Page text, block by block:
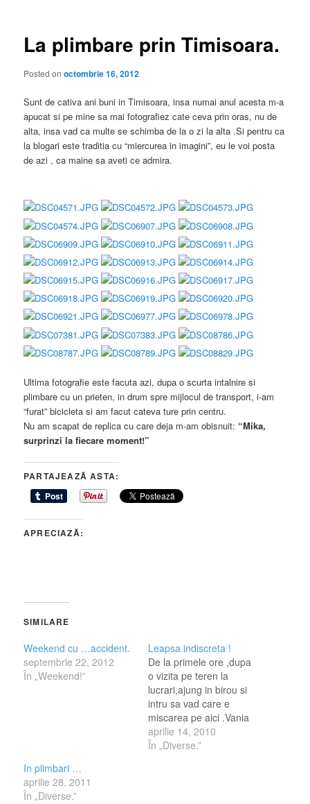
La plimbare prin Timisoara.
Posted onoctombrie 16, 2012
Sunt de cativa ani buni in Timisoara, insa numai anul acesta m-a
apucat si pe mine sa mai fotografiez cate ceva prin oras, nu de
alta, insa vad ca multe se schimba de la o zi la alta .Si pentru ca
la blogari este traditia cu “miercurea in imagini”, eu le voi posta
de azi , ca maine sa aveti ce admira.
Ultima fotografie este facuta azi, dupa o scurta intalnire si
plimbare cu un prieten, in drum spre mijlocul de transport, i-am
“furat” bicicleta si am facut cateva ture prin centru.
Nu am scapat de replica cu care deja m-am obisnuit: “Mika,
surprinzi la fiecare moment!”
PARTAJEAZĂ ASTA:
APRECIAZĂ:
SIMILARE
Weekend cu …accident.
septembrie 22, 2012
În „Weekend!”
Leapsa indiscreta !
De la primele ore ,dupa
o vizita pe teren la
lucrari,ajung in birou si
intru sa vad care e
miscarea pe aici .Vania
...m-a procopsit cu o
leapsa si ca de obicei o
aprilie 14, 2010
În „Diverse.”
In plimbari …
aprilie 28, 2011
În „Diverse.”